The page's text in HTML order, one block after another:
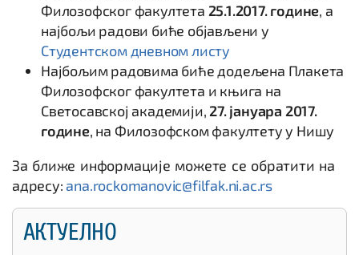
Филозофског факултета 25.1.2017. године, а
најбољи радови биће објављени у
Студентском дневном листу
Најбољим радовима биће додељена Плакета
Филозофског факултета и књига на
Светосавској академији, 27. јануара 2017.
године, на Филозофском факултету у Нишу
За ближе информације можете се обратити на
адресу: ana.rockomanovic@filfak.ni.ac.rs
АКТУЕЛНО